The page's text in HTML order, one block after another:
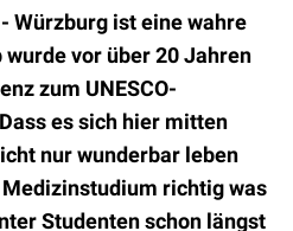
Würzburg ist eine wahre
vor über 20 Jahren
zum UNESCO-
es sich hier mitten
nur wunderbar leben
richtig was
Studenten schon längst